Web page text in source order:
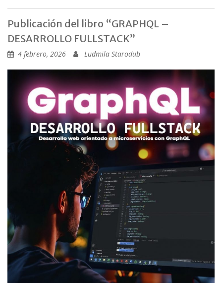
Publicación del libro “GRAPHQL –
DESARROLLO FULLSTACK”
4 febrero, 2026 Ludmila Starodub